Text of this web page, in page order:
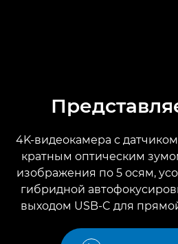
4K-видеокамера с датчиком
кратным оптическим
изображения по 5 осям,
гибридной
выходом USB-C для